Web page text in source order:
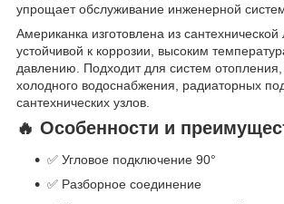
упрощает обслуживание инженерной
Американка изготовлена из сантехнической
устойчивой к коррозии, высоким
давлению. Подходит для систем отопления,
холодного водоснабжения, радиаторных
сантехнических узлов.
🔥 Особенности и
✅ Угловое подключение 90°
✅ Разборное соединение